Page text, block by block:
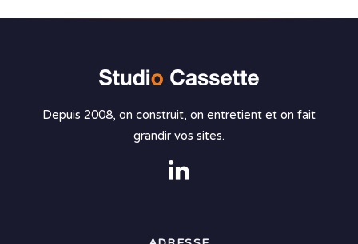
Depuis 2008, on construit, on entretient et on fait
grandir vos sites.